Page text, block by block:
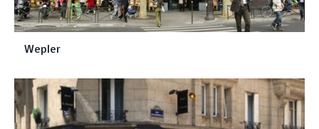
Wepler